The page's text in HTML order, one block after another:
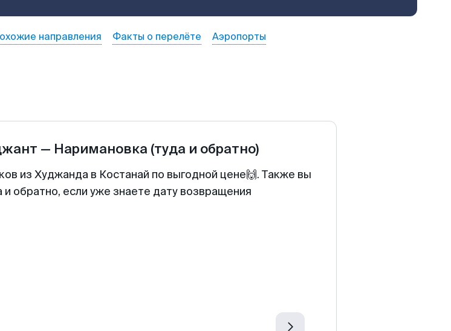
направления Факты о перелёте Аэропорты
— Наримановка (туда и обратно)
из Худжанда в Костанай по выгодной цене🙌. Также вы
обратно, если уже знаете дату возвращения